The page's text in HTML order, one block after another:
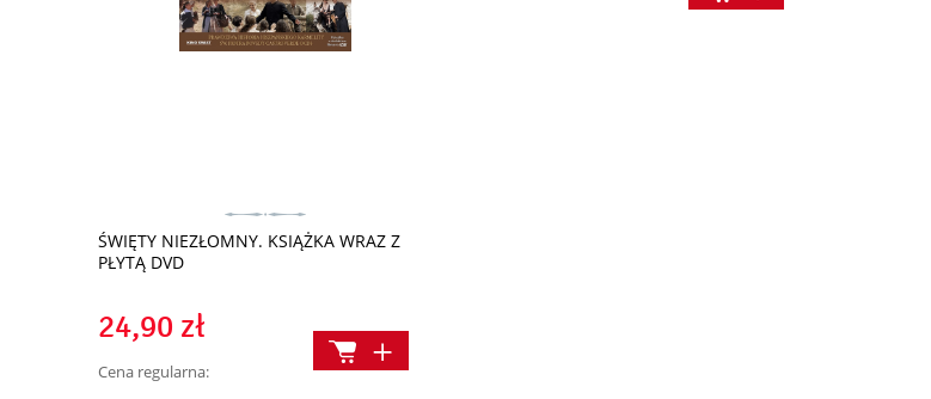
ŚWIĘTY NIEZŁOMNY. KSIĄŻKA WRAZ Z
PŁYTĄ DVD
24,90 zł
Cena regularna: